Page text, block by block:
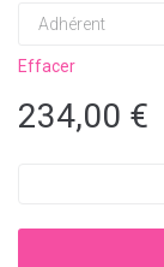
Effacer
234,00 €